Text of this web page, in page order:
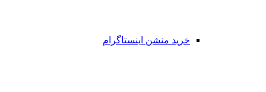
خرید منشن اینستاگرام